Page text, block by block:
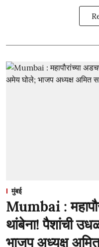
मुंबई
Mumbai :
थांबेना! पैशांची
भाजप अध्यक्ष